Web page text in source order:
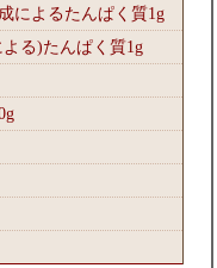
によるたんぱく質1g
る)たんぱく質1g
g